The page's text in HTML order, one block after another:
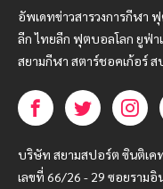
อัพเดทข่าวสารวงการกีฬา
ลีก ไทยลีก ฟุตบอลโลก ยูฟ่า
สยามกีฬา สตาร์ชอคเก้อร์
บริษัท สยามสปอร์ต ซินติเค
เลขที่ 66/26 - 29 ซอยรามอิ